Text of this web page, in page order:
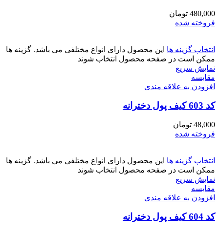
480,000 تومان
فروخته شده
انتخاب گزینه ها این محصول دارای انواع مختلفی می باشد. گزینه ها
ممکن است در صفحه محصول انتخاب شوند
نمایش سریع
مقايسه
افزودن به علاقه مندی
کد 603 کیف پول دخترانه
48,000 تومان
فروخته شده
انتخاب گزینه ها این محصول دارای انواع مختلفی می باشد. گزینه ها
ممکن است در صفحه محصول انتخاب شوند
نمایش سریع
مقايسه
افزودن به علاقه مندی
کد 604 کیف پول دخترانه